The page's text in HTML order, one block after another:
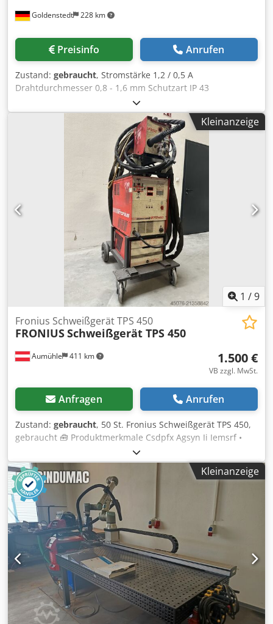
Goldenstedt 228 km
Preisinfo Anrufen
Zustand: gebraucht, Stromstärke 1,2 / 0,5 A
Drahtdurchmesser 0,8 - 1,6 mm Schutzart IP 43
Abmessungen 250x210x190 mm Geschwindigkeit 1 - 25
m/min Gewicht ca.7,2 kg hochpräzises Drahtvorschubgerät
für automatisierte MIG/MAG Roboteranwendugnen,
optimiert für den Einsatz mit den digitalen Stromquellen
der i-Serie 4-Rollenatrieb für konstanten Drahtvorschub
Netzspannungstoleranz +/-10% Stromaufnahme 1,2 A /
0,5A Crjdszhxmcjpfx Agmsf Sicherung 3,15 A träge
Fehlerstrom Schutzeinrichtung Typ A
Drahtgeschwindigkeit 1 - 25 m/min Drehtantrieb: 4-
Rollenantrieb Drahtdurchmesser 0,8-1,6 mm schnelles
und sicheres Anschließen der Schlauchpakete mittels
Dronius System Connector FSC noch 2 auf Lager!
ACHTUNG, hier wird nur das Drahtvorschubgerät verkauft,
kein Schweißgerät!
Kleinanzeige
1 /9
Aumühle 411 km
Fronius Schweißgerät TPS 450
FRONIUSSchweißgerät TPS 450
1.500 €
VB zzgl. MwSt.
Anfragen Anrufen
Zustand: gebraucht, 50 St. Fronius Schweißgerät TPS 450,
gebraucht 🧰 Produktmerkmale Csdpfx Agsyn Ii Iemsrf •
Hersteller: Fronius • Modell: TPS 450 • Zustand: gebraucht,
siehe Fotos • Farbe: rot • Netzabsicherung: 380 V / 400 V /
415 V • Scheinleistung: 17,2 kVA • Wirkungsgrad: 90% •
Schweißstrombereich: 3 - 450 A • Arbeitsspannung: 20 - 38
V • Leerlaufspannung: 50 - 80 V • Isolationsklasse: F •
Schutzart: IP 23 • Kühlart: AF • Schweißarten: MIG/MAG,
MMA, WIG/TIG 💰 Preis je Stück € 1500,- netto exkl. MwSt. •
Mengenrabatt: auf Anfrage • Versandkosten: Europaweit
auf Anfrage • Lieferzeit: Sofort lieferbar • Besichtigung und
Abholung: jederzeit nach Vereinbarung möglich Ständig
über 5000 lfm Palettenregale von zahlreichen Herstellern
auf Lager (Änderungen und Irrtümer in den technischen
Daten, Angaben und Preisen sowie Zwischenverkauf
vorbehalten! Siehe unsere AGB, alle Preise excl. MwSt. ab
Kleinanzeige